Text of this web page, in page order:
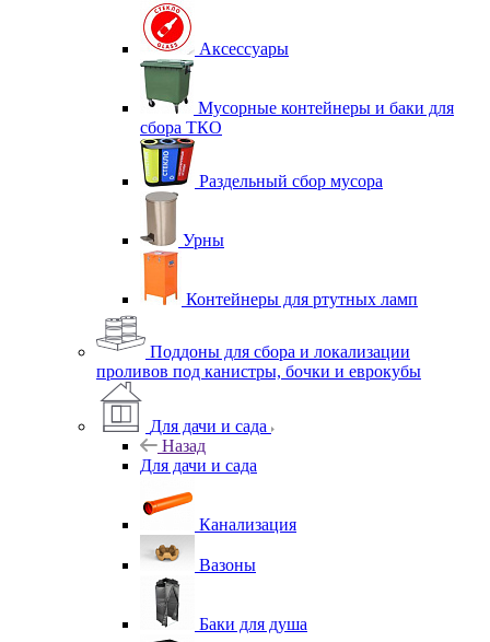
Аксессуары
Мусорные контейнеры и баки для
сбора ТКО
Раздельный сбор мусора
Урны
Контейнеры для ртутных ламп
Поддоны для сбора и локализации
проливов под канистры, бочки и еврокубы
Для дачи и сада
Назад
Для дачи и сада
Канализация
Вазоны
Баки для душа